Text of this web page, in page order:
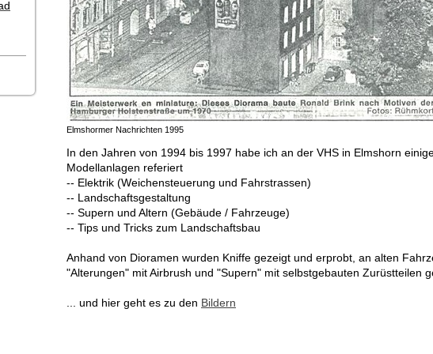
Elmshormer Nachrichten 1995
In den Jahren von 1994 bis 1997 habe ich an der VHS in Elmshorn
Modellanlagen referiert
-- Elektrik (Weichensteuerung und Fahrstrassen)
-- Landschaftsgestaltung
-- Supern und Altern (Gebäude / Fahrzeuge)
-- Tips und Tricks zum Landschaftsbau
Anhand von Dioramen wurden Kniffe gezeigt und erprobt, an alten
"Alterungen" mit Airbrush und "Supern" mit selbstgebauten Zurüstteilen
... und hier geht es zu den Bildern